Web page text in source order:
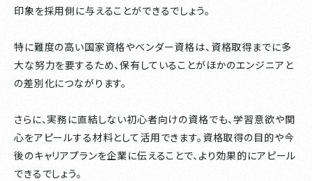
印象を採用側に与えることができるでしょう。
特に難度の高い国家資格やベンダー資格は、資格取得までに多
大な努力を要するため、保有していることがほかのエンジニアと
の差別化につながります。
さらに、実務に直結しない初心者向けの資格でも、学習意欲や関
心をアピールする材料として活用できます。資格取得の目的や今
後のキャリアプランを企業に伝えることで、より効果的にアピール
できるでしょう。